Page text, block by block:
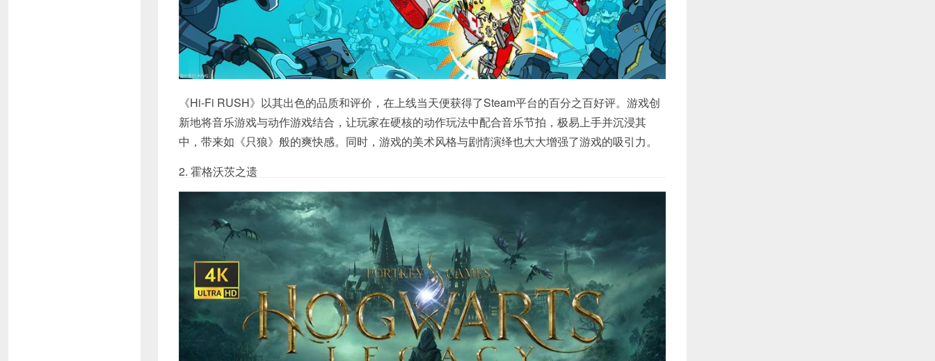
《Hi-Fi RUSH》以其出色的品质和评价，在上线当天便获得了Steam平台的百分之百好评。游戏创
新地将音乐游戏与动作游戏结合，让玩家在硬核的动作玩法中配合音乐节拍，极易上手并沉浸其
中，带来如《只狼》般的爽快感。同时，游戏的美术风格与剧情演绎也大大增强了游戏的吸引力。
2. 霍格沃茨之遗